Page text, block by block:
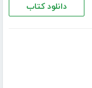
دانلود کتاب